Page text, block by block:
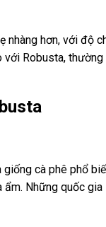
nhàng hơn, với độ
Robusta,
cà phê phổ
Những quốc